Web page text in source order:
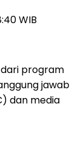
WIB
dari program
jawab
dan media